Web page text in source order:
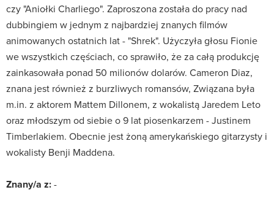
czy "Aniołki Charliego". Zaproszona została do pracy nad
dubbingiem w jednym z najbardziej znanych filmów
animowanych ostatnich lat - "Shrek". Użyczyła głosu Fionie
we wszystkich częściach, co sprawiło, że za całą produkcję
zainkasowała ponad 50 milionów dolarów. Cameron Diaz,
znana jest również z burzliwych romansów, Związana była
m.in. z aktorem Mattem Dillonem, z wokalistą Jaredem Leto
oraz młodszym od siebie o 9 lat piosenkarzem - Justinem
Timberlakiem. Obecnie jest żoną amerykańskiego gitarzysty i
wokalisty Benji Maddena.
Znany/a z:-